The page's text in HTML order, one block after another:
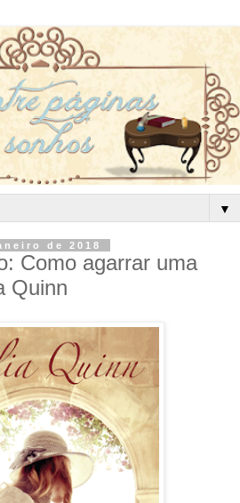
▼
de 2018
Como agarrar uma
Quinn